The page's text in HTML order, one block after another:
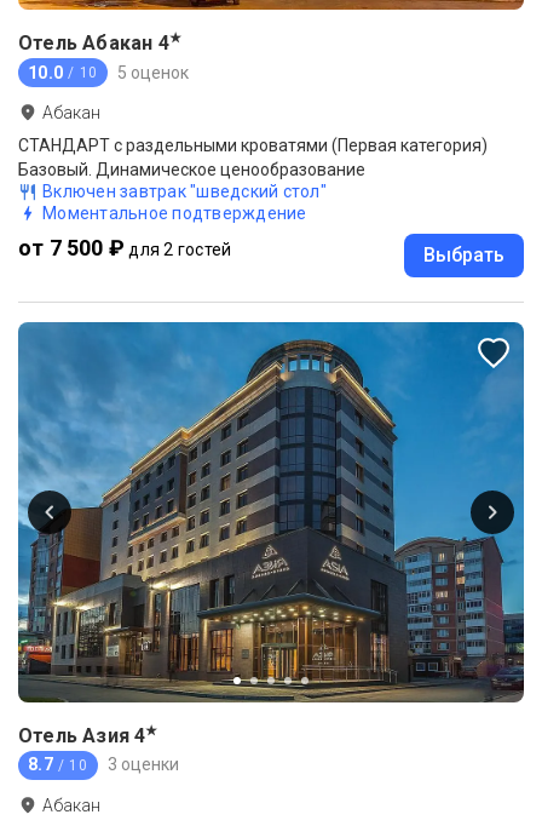
Отель Абакан 4★
10.0 / 10 5 оценок
Абакан
СТАНДАРТ с раздельными кроватями (Первая категория)
Базовый. Динамическое ценообразование
Включен завтрак "шведский стол"
Моментальное подтверждение
от 7 500 ₽ для 2 гостей Выбрать
Отель Азия 4★
8.7 / 10 3 оценки
Абакан